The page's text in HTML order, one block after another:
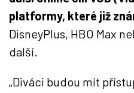
platformy, které již
DisneyPlus, HBO Max
další.
„Diváci budou mít